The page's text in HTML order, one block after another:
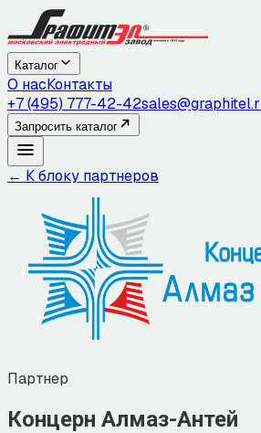
Каталог
О насКонтакты
+7 (495) 777-42-42
Запросить каталог
← К блоку партнеров
Партнер
Концерн Алмаз-Антей